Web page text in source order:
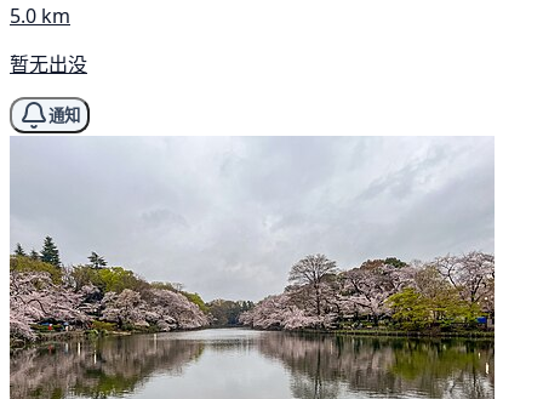
5.0 km
暂无出没
通知